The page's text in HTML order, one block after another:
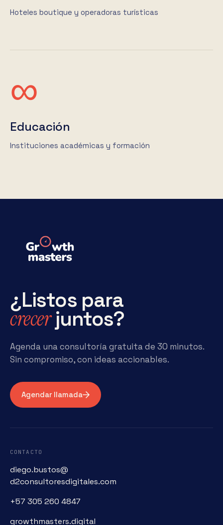
Hoteles boutique y operadoras turísticas
∞
Educación
Instituciones académicas y formación
¿Listos para
crecerjuntos?
Agenda una consultoría gratuita de 30 minutos.
Sin compromiso, con ideas accionables.
Agendar llamada
CONTACTO
diego.bustos@
d2consultoresdigitales.com
+57 305 260 4847
growthmasters.digital